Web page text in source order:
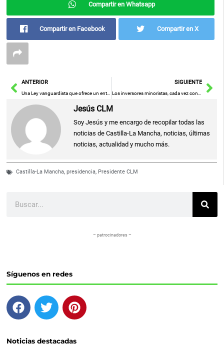
Compartir en Whatsapp
Compartir en Facebook Compartir en X
AntANTERIOR
Una Ley vanguardista que ofrece un entorno seguro y promueve el juego responsable
SIGUIENTE
Los inversores minoristas, cada vez con más opciones inversión online
Jesús CLM
Soy Jesús y me encargo de recopilar todas las
noticias de Castilla-La Mancha, noticias, últimas
noticias, actualidad y mucho más.
Castilla-La Mancha,presidencia, Presidente CLM
– patrocinadores –
Síguenos en redes
F
a
e
T
w
t
P
i
t
Noticias destacadas